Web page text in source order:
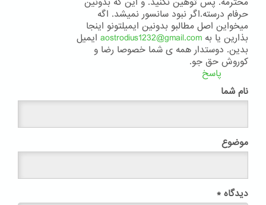
حرفام درسته.اگر نبود سانسور نمیشد. اگه
میخواین اصل مطالبو بدونین ایمیلتونو اینجا
بذارین یا به aostrodius1232@gmail.com ایمیل
بدین. دوستدار همه ی شما خصوصا رضا و
کوروش حق جو.
پاسخ
نام شما
موضوع
دیدگاه *